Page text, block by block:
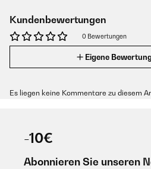
Kundenbewertungen
0 Bewertungen
Eigene
Es liegen keine Kommentare zu diesem
-10€
Abonnieren Sie unseren